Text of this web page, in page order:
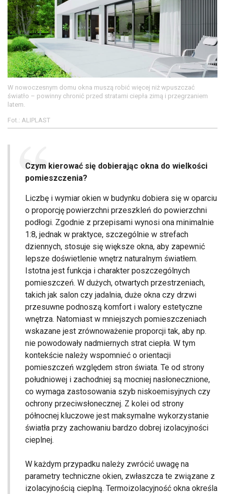
W nowoczesnym domu okna muszą robić więcej niż wpuszczać
światło – powinny chronić przed stratami ciepła zimą i przegrzaniem
latem.
Fot.: ALIPLAST
Czym kierować się dobierając okna do wielkości
pomieszczenia?
Liczbę i wymiar okien w budynku dobiera się w oparciu
o proporcję powierzchni przeszkleń do powierzchni
podłogi. Zgodnie z przepisami wynosi ona minimalnie
1:8, jednak w praktyce, szczególnie w strefach
dziennych, stosuje się większe okna, aby zapewnić
lepsze doświetlenie wnętrz naturalnym światłem.
Istotna jest funkcja i charakter poszczególnych
pomieszczeń. W dużych, otwartych przestrzeniach,
takich jak salon czy jadalnia, duże okna czy drzwi
przesuwne podnoszą komfort i walory estetyczne
wnętrza. Natomiast w mniejszych pomieszczeniach
wskazane jest zrównoważenie proporcji tak, aby np.
nie powodowały nadmiernych strat ciepła. W tym
kontekście należy wspomnieć o orientacji
pomieszczeń względem stron świata. Te od strony
południowej i zachodniej są mocniej nasłonecznione,
co wymaga zastosowania szyb niskoemisyjnych czy
ochrony przeciwsłonecznej. Z kolei od strony
północnej kluczowe jest maksymalne wykorzystanie
światła przy zachowaniu bardzo dobrej izolacyjności
cieplnej.
W każdym przypadku należy zwrócić uwagę na
parametry techniczne okien, zwłaszcza te związane z
izolacyjnością cieplną. Termoizolacyjność okna określa